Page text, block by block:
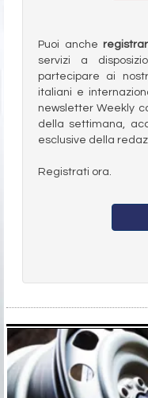
Puoi anche
servizi a
partecipare ai
italiani e
newsletter Weekly
della settimana,
esclusive della
Registrati ora.